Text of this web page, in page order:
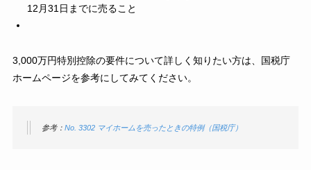
12月31日までに売ること
3,000万円特別控除の要件について詳しく知りたい方は、国税庁
ホームページを参考にしてみてください。
参考： No. 3302 マイホームを売ったときの特例（国税庁）